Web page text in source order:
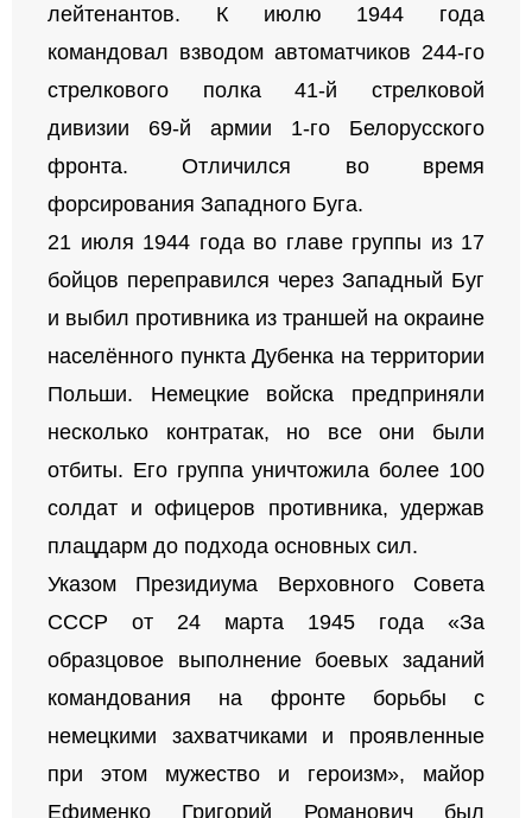
лейтенантов. К июлю 1944 года
командовал взводом автоматчиков 244-го
стрелкового полка 41-й стрелковой
дивизии 69-й армии 1-го Белорусского
фронта. Отличился во время
форсирования Западного Буга.
21 июля 1944 года во главе группы из 17
бойцов переправился через Западный Буг
и выбил противника из траншей на окраине
населённого пункта Дубенка на территории
Польши. Немецкие войска предприняли
несколько контратак, но все они были
отбиты. Его группа уничтожила более 100
солдат и офицеров противника, удержав
плацдарм до подхода основных сил.
Указом Президиума Верховного Совета
СССР от 24 марта 1945 года «За
образцовое выполнение боевых заданий
командования на фронте борьбы с
немецкими захватчиками и проявленные
при этом мужество и героизм», майор
Ефименко Григорий Романович был